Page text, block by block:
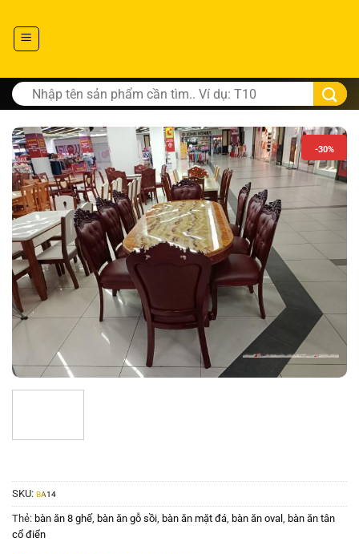
Tìm
kiếm:
-30%
SKU: BA14
Thẻ: bàn ăn 8 ghế, bàn ăn gỗ sồi bàn ăn mặt đá bàn ăn oval bàn ăn tân
cổ điển